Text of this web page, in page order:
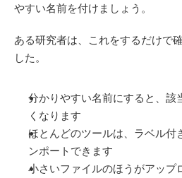
やすい名前を付けましょう。
ある研究者は、これをするだけで
した。
分かりやすい名前にすると、該
くなります
ほとんどのツールは、ラベル付
ンポートできます
小さいファイルのほうがアップ